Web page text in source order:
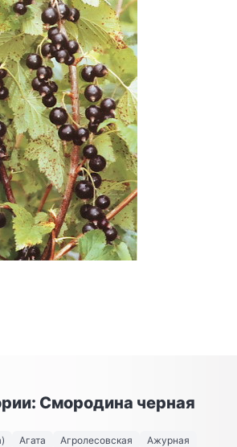
Смородина черная
Агата Агролесовская
Ажурная